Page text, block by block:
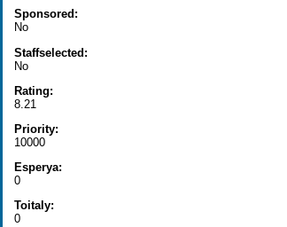
Sponsored :
No
Staffselected:
No
Rating:
8.21
Priority:
10000
Esperya:
0
Toitaly:
0